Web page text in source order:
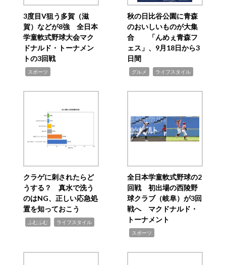
3度目V狙う多賀（滋
賀）などが8強 全日本
学童軟式野球大会マク
ドナルド・トーナメン
トの3回戦
スポーツ
秋の日比谷公園に青森
のおいしいものが大集
合 「んめぇ青森フ
ェス」、9月18日から3
日間
グルメ ライフスタイル
クラゲに刺されたらど
うする？ 真水で洗う
のはNG、正しい応急処
置を知っておこう
ふむふむ ライフスタイル
全日本学童軟式野球の2
回戦 初出場の西陵野
球クラブ（岐阜）が3回
戦へ マクドナルド・
トーナメント
スポーツ